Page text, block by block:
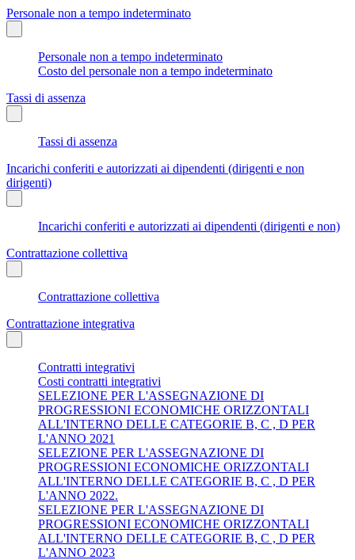
Personale non a tempo indeterminato
Personale non a tempo indeterminato
Costo del personale non a tempo indeterminato
Tassi di assenza
Tassi di assenza
Incarichi conferiti e autorizzati ai dipendenti (dirigenti e non
dirigenti)
Incarichi conferiti e autorizzati ai dipendenti (dirigenti e non)
Contrattazione collettiva
Contrattazione collettiva
Contrattazione integrativa
Contratti integrativi
Costi contratti integrativi
SELEZIONE PER L'ASSEGNAZIONE DI
PROGRESSIONI ECONOMICHE ORIZZONTALI
ALL'INTERNO DELLE CATEGORIE B, C , D PER
L'ANNO 2021
SELEZIONE PER L'ASSEGNAZIONE DI
PROGRESSIONI ECONOMICHE ORIZZONTALI
ALL'INTERNO DELLE CATEGORIE B, C , D PER
L'ANNO 2022.
SELEZIONE PER L'ASSEGNAZIONE DI
PROGRESSIONI ECONOMICHE ORIZZONTALI
ALL'INTERNO DELLE CATEGORIE B, C , D PER
L'ANNO 2023